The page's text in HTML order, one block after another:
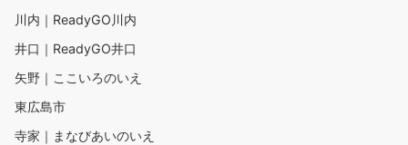
川内｜ReadyGO川内
井口｜ReadyGO井口
矢野｜ここいろのいえ
東広島市
寺家｜まなびあいのいえ